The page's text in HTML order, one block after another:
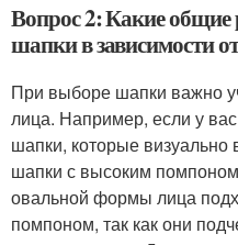
Вопрос 2: Какие
шапки в зависимости
При выборе шапки важно
лица. Например, если у
шапки, которые визуально
шапки с высоким
овальной формы лица
помпоном, так как они